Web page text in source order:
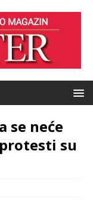
se neće
su